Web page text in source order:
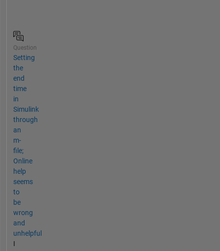
Question
Setting
the
end
time
in
Simulink
through
an
m-
file;
Online
help
seems
to
be
wrong
and
unhelpful
I